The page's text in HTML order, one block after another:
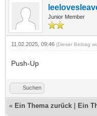
Junior Member
11.02.2025, 09:46 (Dieser Beitrag
Push-Up
Suchen
« Ein Thema zurück Ein